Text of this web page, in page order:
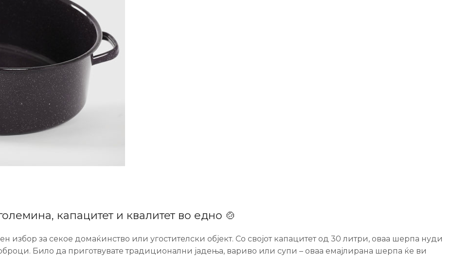
капацитет и квалитет во едно 🍲
избор за секое домаќинство или угостителски објект. Со својот капацитет од 30 литри, оваа шерпа нуди
Било да приготвувате традиционални јадења, вариво или супи – оваа емајлирана шерпа ќе ви